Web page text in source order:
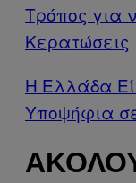
Τρόπος για
Κερατώσεις
Η Ελλάδα
Υποψήφια